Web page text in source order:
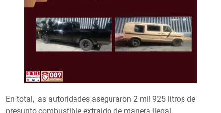
En total, las autoridades aseguraron 2 mil 925 litros de
presunto combustible extraído de manera ilegal.